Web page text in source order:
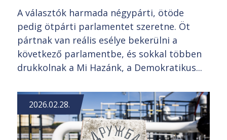
A választók harmada négypárti, ötöde
pedig ötpárti parlamentet szeretne. Öt
pártnak van reális esélye bekerülni a
következő parlamentbe, és sokkal többen
drukkolnak a Mi Hazánk, a Demokratikus...
2026.02.28.